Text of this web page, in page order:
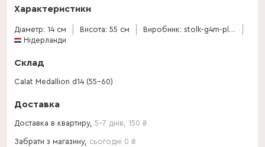
Характеристики
Діаметр: 14 см Висота: 55 см
Виробник: stolk-g4m-plants
Нідерланди
Склад
Calat Medallion d14 (55-60)
Доставка
Доставка в квартиру, 5-7 днів 150 ₴
Забрати з магазину, сьогодні 0 ₴